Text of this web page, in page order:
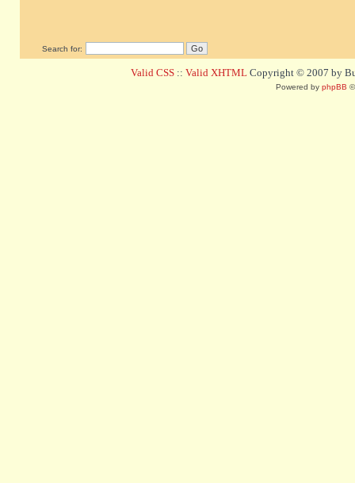
Search for:
Valid CSS :: Valid XHTML Copyright © 2007 by
Powered by phpBB